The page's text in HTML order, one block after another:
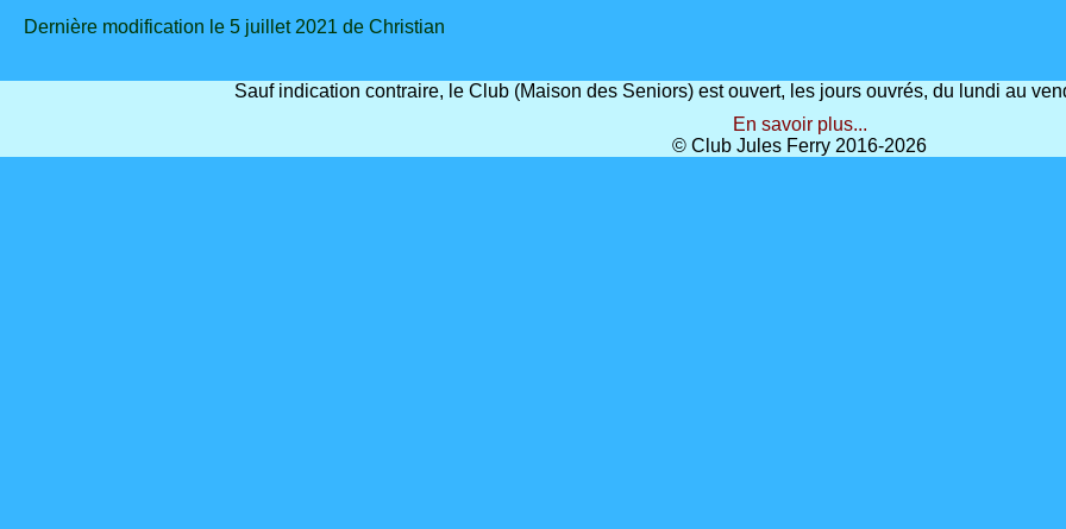
Dernière modification le 5 juillet 2021 de Christian
Sauf indication contraire, le Club (Maison des Seniors) est ouvert, les jours ouvrés, du lundi au
En savoir plus...
© Club Jules Ferry 2016-2026